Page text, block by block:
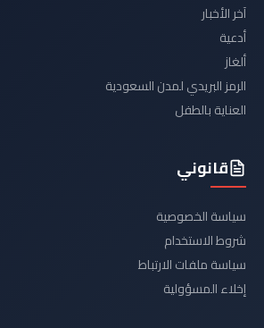
آخر الأخبار
أدعية
ألغاز
الرمز البريدي لمدن السعودية
العناية بالطفل
قانوني
سياسة الخصوصية
شروط الاستخدام
سياسة ملفات الارتباط
إخلاء المسؤولية